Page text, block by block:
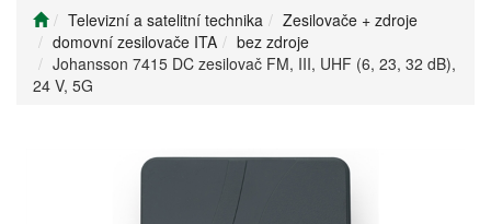
Televizní a satelitní technika
Zesilovače + zdroje
domovní zesilovače ITA
bez zdroje
Johansson 7415 DC zesilovač FM, III, UHF (6, 23, 32 dB),
24 V, 5G